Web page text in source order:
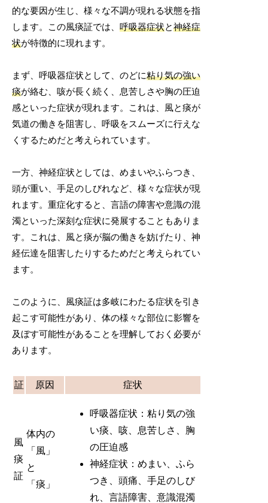
的な要因が生じ、様々な不調が現れる状態を指
します。この風痰証では、呼吸器症状と神経症
状が特徴的に現れます。
まず、呼吸器症状として、のどに粘り気の強い
痰が絡む、咳が長く続く、息苦しさや胸の圧迫
感といった症状が現れます。これは、風と痰が
気道の働きを阻害し、呼吸をスムーズに行えな
くするためだと考えられています。
一方、神経症状としては、めまいやふらつき、
頭が重い、手足のしびれなど、様々な症状が現
れます。重症化すると、言語の障害や意識の混
濁といった深刻な症状に発展することもありま
す。これは、風と痰が脳の働きを妨げたり、神
経伝達を阻害したりするためだと考えられてい
ます。
このように、風痰証は多岐にわたる症状を引き
起こす可能性があり、体の様々な部位に影響を
及ぼす可能性があることを理解しておく必要が
あります。
証 原因 症状
風
痰
証
体内の
「風」
と
「痰」
呼吸器症状：粘り気の強
い痰、咳、息苦しさ、胸
の圧迫感
神経症状：めまい、ふら
つき、頭痛、手足のしび
れ、言語障害、意識混濁